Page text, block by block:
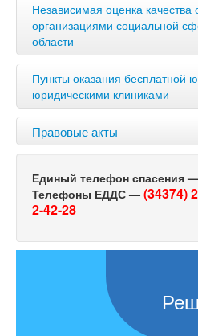
Независимая оценка качества
организациями социальной
области
Пункты оказания бесплатной
юридическими клиниками
Правовые акты
Единый телефон спасения —
Телефоны ЕДДС — (34374)
2-42-28